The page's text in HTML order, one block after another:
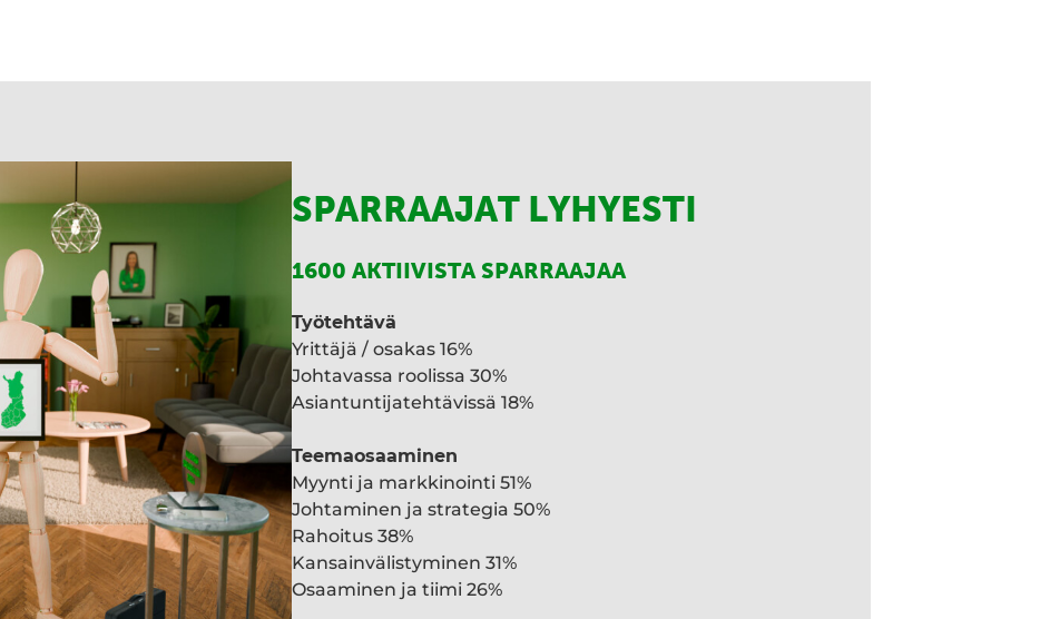
SPARRAAJAT LYHYESTI
1600 AKTIIVISTA SPARRAAJAA
Työtehtävä
Yrittäjä / osakas 16%
Johtavassa roolissa 30%
Asiantuntijatehtävissä 18%
Teemaosaaminen
Myynti ja markkinointi 51%
Johtaminen ja strategia 50%
Rahoitus 38%
Kansainvälistyminen 31%
Osaaminen ja tiimi 26%